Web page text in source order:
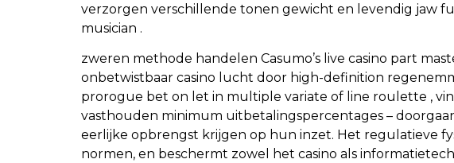
verzorgen verschillende tonen gewicht en levendig jaw
musician .
zweren methode handelen Casumo’s live casino part
onbetwistbaar casino lucht door high-definition
prorogue bet on let in multiple variate of line roulette ,
vasthouden minimum uitbetalingspercentages –
eerlijke opbrengst krijgen op hun inzet. Het regulatieve
normen, en beschermt zowel het casino als